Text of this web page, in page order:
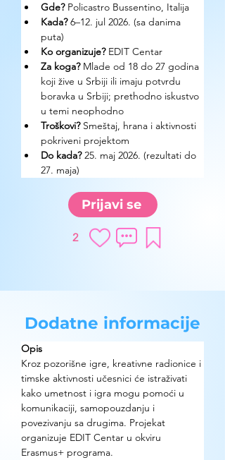
Gde? Policastro Bussentino, Italija
Kada? 6–12. jul 2026. (sa danima
puta)
Ko organizuje? EDIT Centar
Za koga? Mlade od 18 do 27 godina
koji žive u Srbiji ili imaju potvrdu
boravka u Srbiji; prethodno iskustvo
u temi neophodno
Troškovi? Smeštaj, hrana i aktivnosti
pokriveni projektom
Do kada? 25. maj 2026. (rezultati do
27. maja)
Prijavi se
2
Dodatne informacije
Opis
Kroz pozorišne igre, kreativne radionice i
timske aktivnosti učesnici će istraživati
kako umetnost i igra mogu pomoći u
komunikaciji, samopouzdanju i
povezivanju sa drugima. Projekat
organizuje EDIT Centar u okviru
Erasmus+ programa.